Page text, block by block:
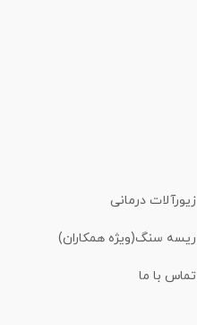
زیورآلات درمانی
ریسه سنگ(ویژه همکاران)
تماس با ما